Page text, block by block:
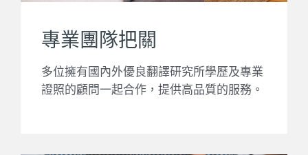
專業團隊把關
多位擁有國內外優良翻譯研究所學歷及專業
證照的顧問一起合作，提供高品質的服務。